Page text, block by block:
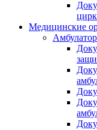
Медицинские